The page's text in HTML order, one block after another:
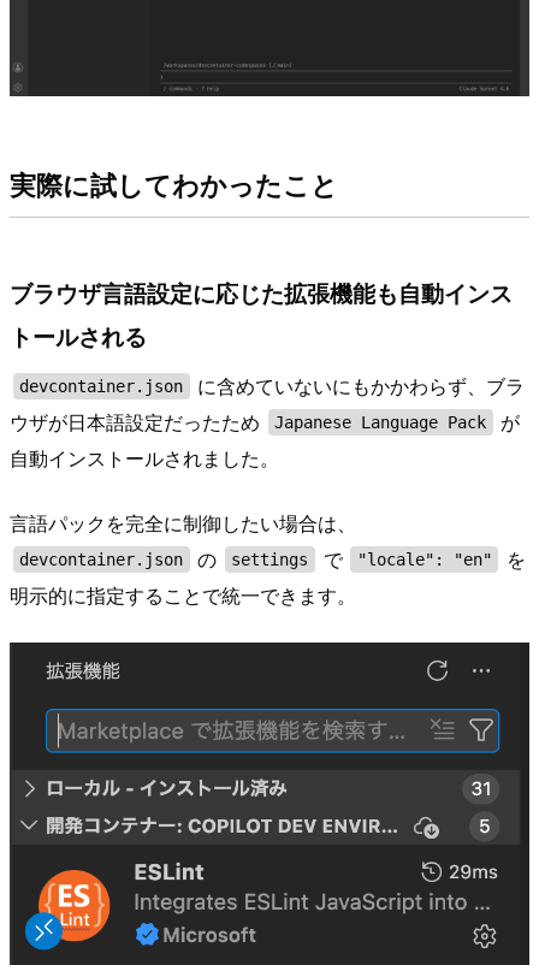
実際に試してわかったこと
ブラウザ言語設定に応じた拡張機能も自動インス
トールされる
devcontainer.json
に含めていないにもかかわらず、ブラ
ウザが日本語設定だったため
Japanese Language Pack
が
自動インストールされました。
言語パックを完全に制御したい場合は、
devcontainer.json の settings で "locale": "en"
を
明示的に指定することで統一できます。